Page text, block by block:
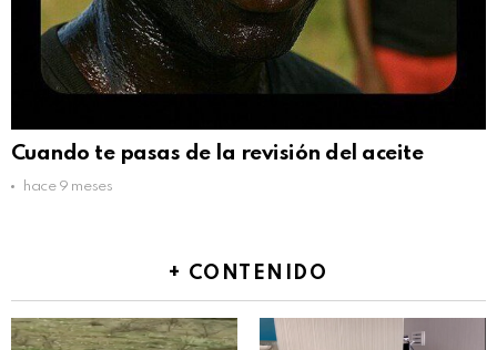
Cuando te pasas de la revisión del aceite
hace 9 meses
+ CONTENIDO